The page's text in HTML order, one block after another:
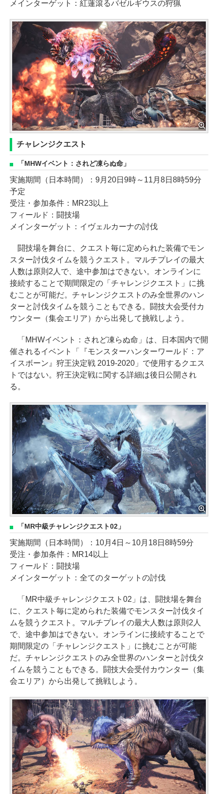
メインターゲット：紅蓮滾るバゼルギウスの狩猟
チャレンジクエスト
「MHWイベント：されど凍らぬ命」
実施期間（日本時間）：9月20日9時～11月8日8時59分
予定
受注・参加条件：MR23以上
フィールド：闘技場
メインターゲット：イヴェルカーナの討伐
闘技場を舞台に、クエスト毎に定められた装備でモン
スター討伐タイムを競うクエスト。マルチプレイの最大
人数は原則2人で、途中参加はできない。オンラインに
接続することで期間限定の「チャレンジクエスト」に挑
むことが可能だ。チャレンジクエストのみ全世界のハン
ターと討伐タイムを競うこともできる。闘技大会受付カ
ウンター（集会エリア）から出発して挑戦しよう。
「MHWイベント：されど凍らぬ命」は、日本国内で開
催されるイベント「『モンスターハンターワールド：ア
イスボーン』狩王決定戦 2019-2020」で使用するクエス
トではない。狩王決定戦に関する詳細は後日公開され
る。
「MR中級チャレンジクエスト02」
実施期間（日本時間）：10月4日～10月18日8時59分
受注・参加条件：MR14以上
フィールド：闘技場
メインターゲット：全てのターゲットの討伐
「MR中級チャレンジクエスト02」は、闘技場を舞台
に、クエスト毎に定められた装備でモンスター討伐タイ
ムを競うクエスト。マルチプレイの最大人数は原則2人
で、途中参加はできない。オンラインに接続することで
期間限定の「チャレンジクエスト」に挑むことが可能
だ。チャレンジクエストのみ全世界のハンターと討伐タ
イムを競うこともできる。闘技大会受付カウンター（集
会エリア）から出発して挑戦しよう。